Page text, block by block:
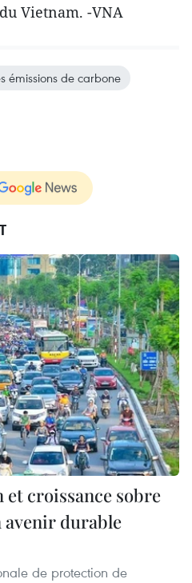
Vietnam. -VNA
émissions de carbone
croissance sobre
avenir durable
de protection de